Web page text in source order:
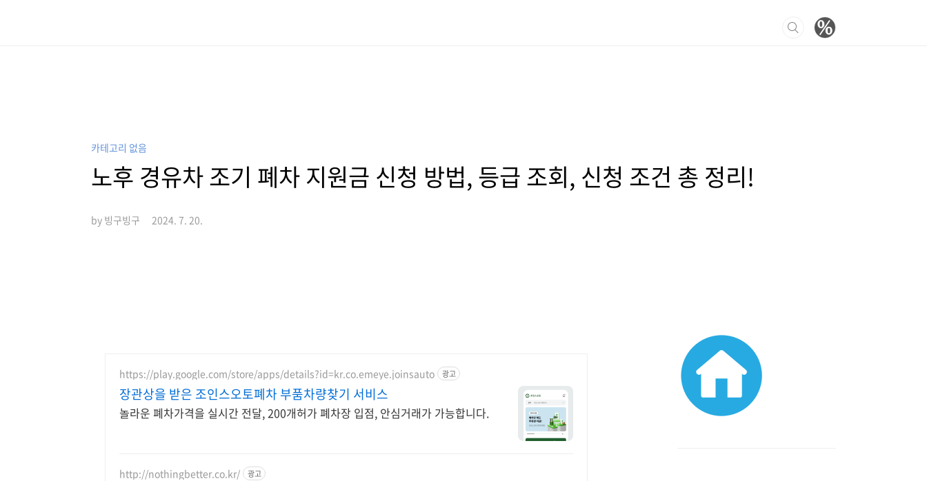
카테고리 없음
노후 경유차 조기 폐차 지원금 신청 방법, 등급 조회, 신청 조건 총 정리!
by 빙구빙구 2024. 7. 20.
https://play.google.com/store/apps/details?id=kr.co.emeye.joinsauto 광고
장관상을 받은 조인스오토폐차 부품차량찾기 서비스
놀라운 폐차가격을 실시간 전달, 200개허가 폐차장 입점, 안심거래가 가능합니다.
http://nothingbetter.co.kr/ 광고